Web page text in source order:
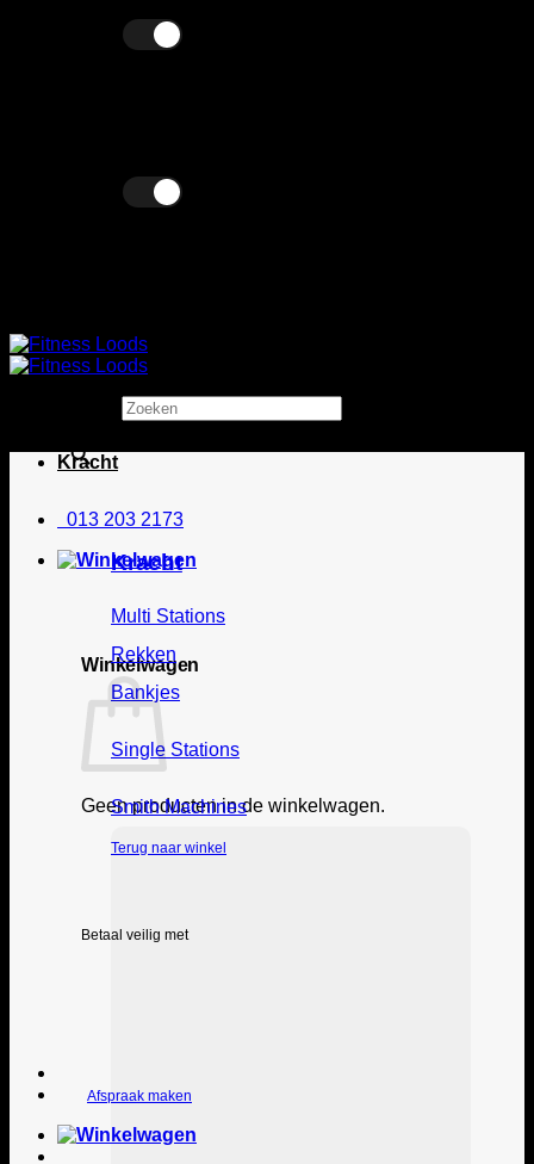
013 203 2173
Winkelwagen
Geen producten in de winkelwagen.
Terug naar winkel
Betaal veilig met
Afspraak maken
Kracht
Kracht
Multi Stations
Rekken
Bankjes
Single Stations
Smith Machines